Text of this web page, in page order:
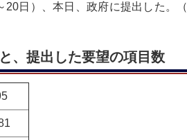
日）、本日、政府に提出した。（
、提出した要望の項目数